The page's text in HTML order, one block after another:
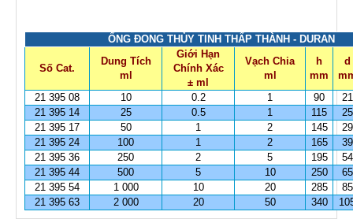
ỐNG ĐONG THỦY TINH THẤP THÀNH - DURAN
Số Cat.
Dung Tích
ml
Giới Hạn
Chính Xác
± ml
Vạch Chia
ml
h
mm
d
21 395 08
10 0.2 1 90
21
21 395 14
25 0.5 1 115
25
21 395 17
50 1 2 145
29
21 395 24
100 1 2 165
39
21 395 36
250 2 5 195
54
21 395 44
500 5 10 250
65
21 395 54
1 000 10 20 285
85
21 395 63
2 000 20 50 340